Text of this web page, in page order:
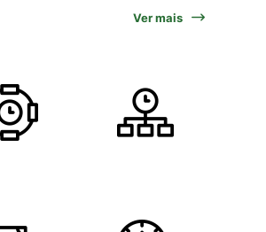
Ver mais